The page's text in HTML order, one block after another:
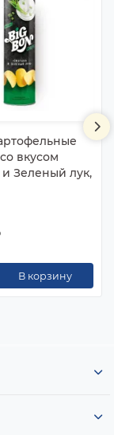
вкусом
Зеленый лук,
В корзину